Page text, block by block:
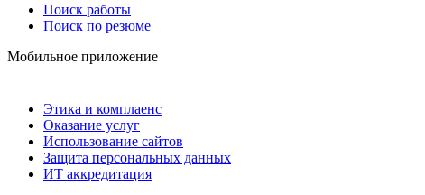
Поиск работы
Поиск по резюме
Мобильное приложение
Этика и комплаенс
Оказание услуг
Использование сайтов
Защита персональных данных
ИТ аккредитация